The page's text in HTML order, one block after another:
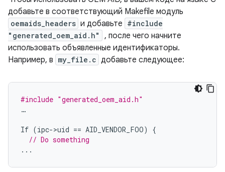
добавьте в соответствующий Makefile модуль
oemaids_headers и добавьте #include
"generated_oem_aid.h"
, после чего начните
использовать объявленные идентификаторы.
Например, в my_file.c добавьте следующее:
#include "generated_oem_aid.h"
…
If (ipc->uid == AID_VENDOR_FOO)
{
// Do something
...